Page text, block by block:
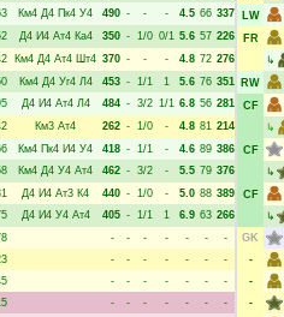
Км4 Д4 Пк4 У4 490 - - - 4.5 66 337
Д4 И4 Ат4 Ка4 350 - 1/0 0/1 5.6 57 226
Км4 Д4 Ат4 Шт4 370 - - - 4.8 72 276
Км4 Д4 Уг4 Л4 453 - 1/1 1 5.6 76 351
Д4 И4 Ат4 Л4 484 - 3/2 1/1 6.8 56 281
Км3 Ат4 262 - 1/0 - 4.8 81 214
Км4 Пк4 И4 У4 418 - 1/1 - 4.6 89 386
Км4 Д4 У4 Ат4 462 - 3/2 - 5.5 79 376
Д4 И4 Ат3 К4 440 - 1/0 - 5.0 88 389
Д4 И4 У4 Ат4 405 - 1/1 1 6.9 63 266
- - - - - -
-
- - - - - -
-
- - - - - -
-
- - - - - -
-
LW
FR
↳
RW
CF
↳
CF
↳
CF
↳
GK
-
-
-